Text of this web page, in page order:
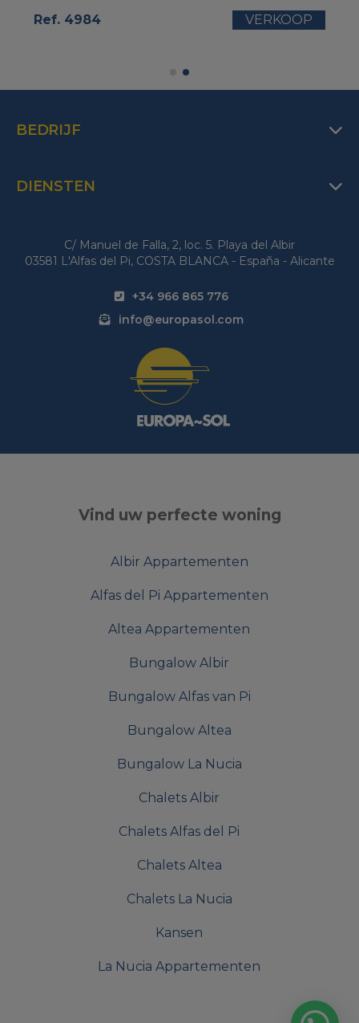
Ref. 4984 VERKOOP
BEDRIJF
DIENSTEN
C/ Manuel de Falla, 2, loc. 5. Playa del Albir
03581 L'Alfas del Pi, COSTA BLANCA - España - Alicante
+34 966 865 776
info@europasol.com
Vind uw perfecte woning
Albir Appartementen
Alfas del Pi Appartementen
Altea Appartementen
Bungalow Albir
Bungalow Alfas van Pi
Bungalow Altea
Bungalow La Nucia
Chalets Albir
Chalets Alfas del Pi
Chalets Altea
Chalets La Nucia
Kansen
La Nucia Appartementen